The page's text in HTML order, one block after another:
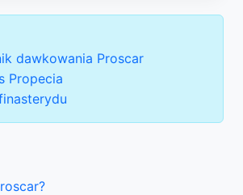
dawkowania Proscar
Propecia